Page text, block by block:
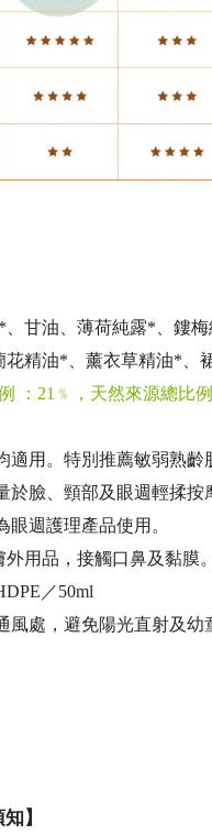
甘油、薄荷純露*、鏤
精油*、薰衣草精油*、
：21﹪，天然來源總比例
適用。特別推薦敏弱熟齡
於臉、頸部及眼週輕揉按
眼週護理產品使用。
用品，接觸口鼻及黏膜
／50ml
風處，避免陽光直射及幼
】